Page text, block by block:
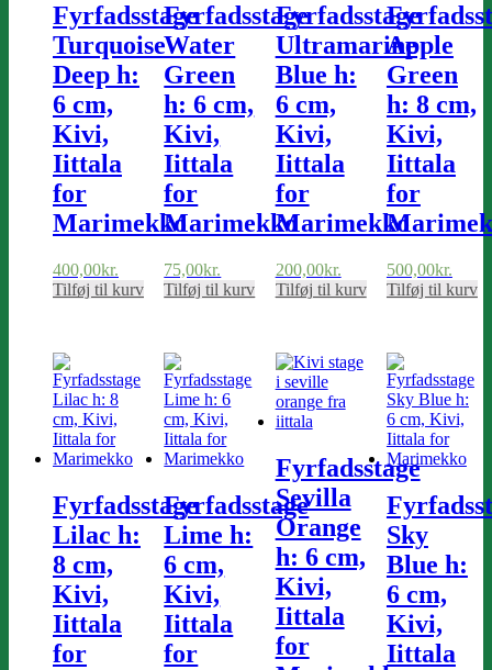
Fyrfadsstage
Turquoise
Deep h:
6 cm,
Kivi,
Iittala
for
Marimekko
400,00kr.
Tilføj til kurv
Fyrfadsstage
Water
Green
h: 6 cm,
Kivi,
Iittala
for
Marimekko
75,00kr.
Tilføj til kurv
Fyrfadsstage
Ultramarine
Blue h:
6 cm,
Kivi,
Iittala
for
Marimekko
200,00kr.
Tilføj til kurv
Apple
Green
h: 8 cm,
Kivi,
Iittala
for
500,00kr.
Tilføj til kurv
Fyrfadsstage
Lilac h:
8 cm,
Kivi,
Iittala
for
Fyrfadsstage
Lime h:
6 cm,
Kivi,
Iittala
for
Fyrfadsstage
Sevilla
Orange
h: 6 cm,
Kivi,
Iittala
for
Sky
Blue h:
6 cm,
Kivi,
Iittala